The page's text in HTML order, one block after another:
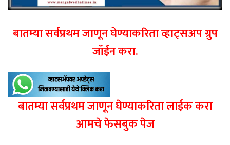
बातम्या सर्वप्रथम जाणून घेण्याकरिता व्हाट्सअप ग्रुप
जॉईन करा.
बातम्या सर्वप्रथम जाणून घेण्याकरिता लाईक करा
आमचे फेसबुक पेज